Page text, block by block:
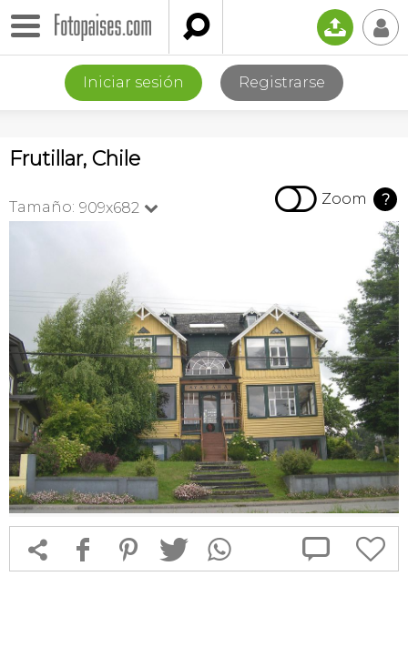
 📤 👤
Iniciar sesión Registrarse
Frutillar, Chile
Tamaño: 909x682   Zoom ?
 f 1 T  